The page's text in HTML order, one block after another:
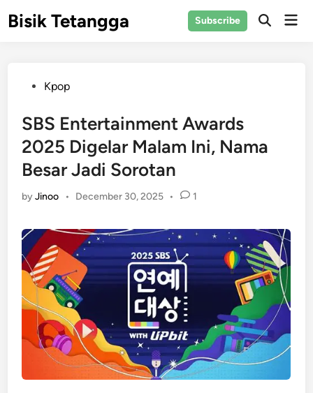
toBisik Tetangga Subscribe
Open
PostedKpop
SBS Entertainment Awards
2025 Digelar Malam Ini, Nama
Besar Jadi Sorotan
byJinoo • December 30, 2025 • 1